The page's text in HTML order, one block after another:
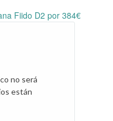
Fiido D2 por 384€
no será
están